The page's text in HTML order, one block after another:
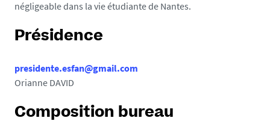
négligeable dans la vie étudiante de Nantes.
Présidence
presidente.esfan@gmail.com
Orianne DAVID
Composition bureau